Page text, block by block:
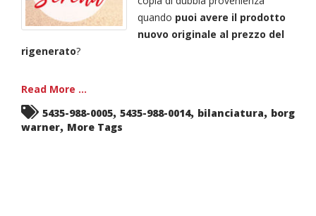
quando puoi avere il prodotto
nuovo originale al prezzo del
rigenerato?
Read More ...
5435-988-0005, 5435-988-0014, bilanciatura, borg
warner, More Tags